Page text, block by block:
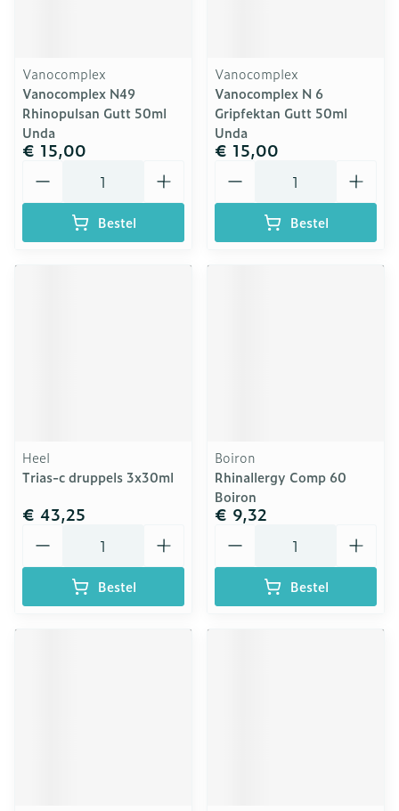
Vanocomplex
Vanocomplex N49
Rhinopulsan Gutt 50ml
Unda
€ 15,00
Bestel
Vanocomplex
Vanocomplex N 6
Gripfektan Gutt 50ml
Unda
€ 15,00
Bestel
Heel
Trias-c druppels 3x30ml
€ 43,25
Bestel
Boiron
Rhinallergy Comp 60
Boiron
€ 9,32
Bestel